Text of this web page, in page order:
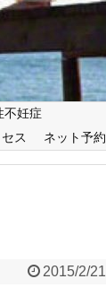
不妊症
ス ネット予約
2015/2/21